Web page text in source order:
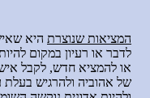
המציאות שנוצרת היא
לדבר או רעיון במקום
או להמציא חדש, לקבל
של אהוביה ולהרגיש